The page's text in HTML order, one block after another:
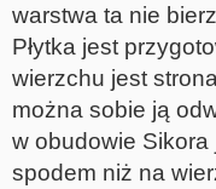
warstwa ta nie
Płytka jest
wierzchu jest
można sobie ją
w obudowie
spodem niż na